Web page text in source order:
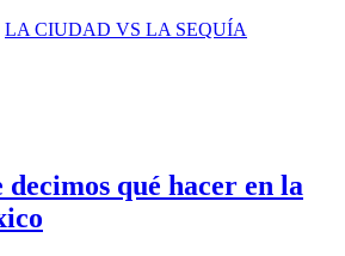
LA CIUDAD VS LA SEQUÍA